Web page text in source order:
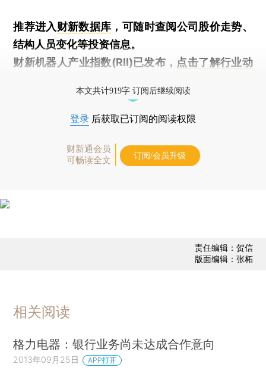
推荐进入财新数据库 ，可随时查阅公司股价走势、
结构人员变化等投资信息。
财新机器人产业指数(RII)已发布， 点击了解行业动
本文共计919字 订阅后继续阅读
登录 后获取已订阅的阅读权限
财新通会员
可畅读全文
订阅/会员升级
责任编辑：贺信
版面编辑：张柘
相关阅读
格力电器：银行业务尚未达成合作意向
2013年09月25日 APP打开